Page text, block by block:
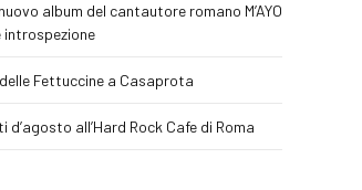
album del cantautore romano M’AYO
Fettuccine a Casaprota
d’agosto all’Hard Rock Cafe di Roma